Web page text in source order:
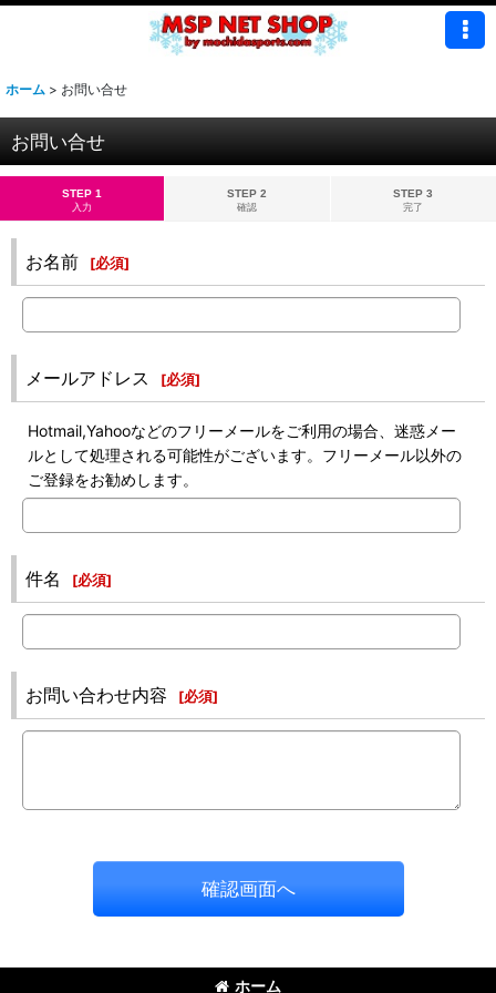
ホーム > お問い合せ
お問い合せ
STEP 1
入力
STEP 2
確認
STEP 3
完了
お名前 [必須]
メールアドレス [必須]
Hotmail,Yahooなどのフリーメールをご利用の場合、迷惑メー
ルとして処理される可能性がございます。フリーメール以外の
ご登録をお勧めします。
件名 [必須]
お問い合わせ内容 [必須]
確認画面へ
ホーム